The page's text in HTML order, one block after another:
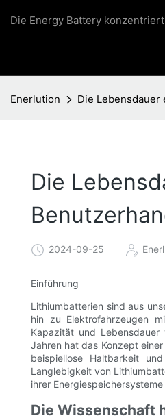
Die Energy Battery
Enerlution Die
Die
2024-09-25
Einführung
Lithiumbatterien sind aus
hin zu Elektrofahrzeugen
Kapazität und
Jahren hat das Konzept
beispiellose Haltbarkeit
Langlebigkeit von
ihrer
Die Wissenschaft